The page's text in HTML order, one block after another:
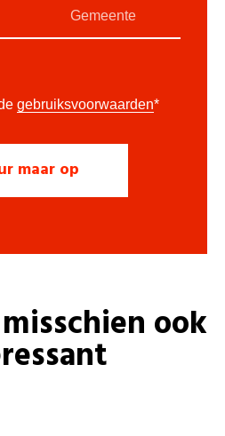
gebruiksvoorwaarden*
ook